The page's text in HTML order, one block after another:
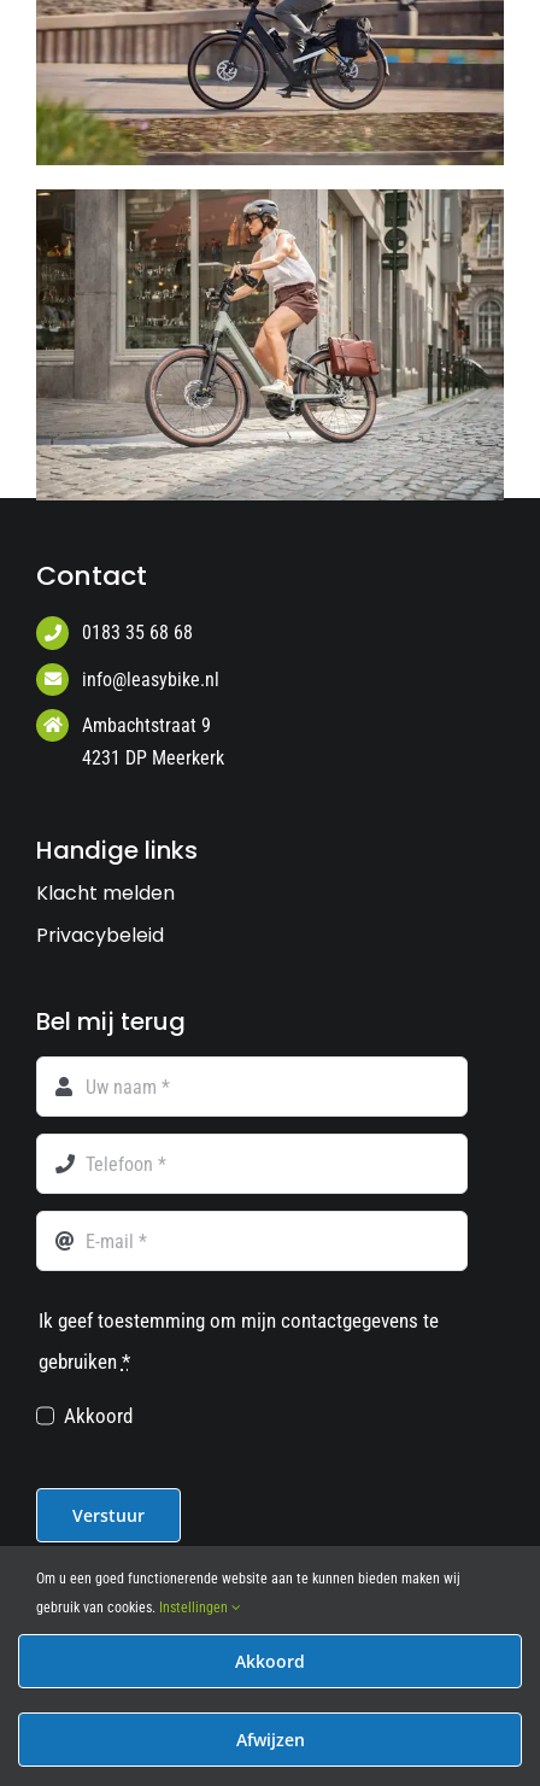
Contact
0183 35 68 68
info@leasybike.nl
Ambachtstraat 9
4231 DP Meerkerk
Handige links
Klacht melden
Privacybeleid
Bel mij terug
Ik geef toestemming om mijn contactgegevens te
gebruiken *
Akkoord
Verstuur
© 2012 - 2026• Leasy Bike • All Rights Reserved • powered
Om u een goed functionerende website aan te kunnen bieden maken wij
gebruik van cookies. Instellingen
Akkoord
Afwijzen